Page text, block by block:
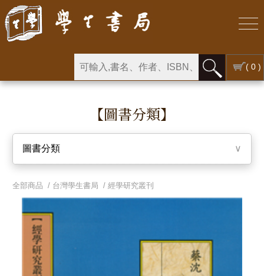
( 0 )
【圖書分類】
圖書分類 ∨
全部商品 / 台灣學生書局 /經學研究叢刊